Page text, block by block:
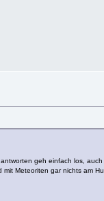
geh einfach los,
Meteoriten gar nichts am